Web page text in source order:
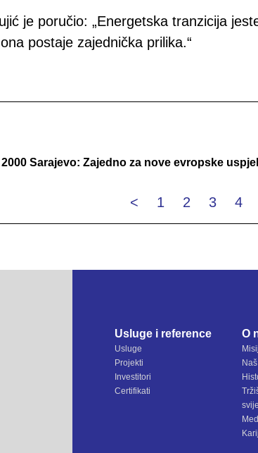
je poručio: „Energetska tranzicija
postaje zajednička prilika.“
Sarajevo: Zajedno za nove evropske
< 1 2 3 4
Usluge i reference
Usluge
Projekti
Investitori
Certifikati
O